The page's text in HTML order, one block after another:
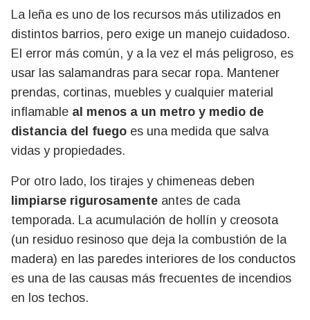
La leña es uno de los recursos más utilizados en
distintos barrios, pero exige un manejo cuidadoso.
El error más común, y a la vez el más peligroso, es
usar las salamandras para secar ropa. Mantener
prendas, cortinas, muebles y cualquier material
inflamable al menos a un metro y medio de
distancia del fuego es una medida que salva
vidas y propiedades.
Por otro lado, los tirajes y chimeneas deben
limpiarse rigurosamente antes de cada
temporada. La acumulación de hollín y creosota
(un residuo resinoso que deja la combustión de la
madera) en las paredes interiores de los conductos
es una de las causas más frecuentes de incendios
en los techos.